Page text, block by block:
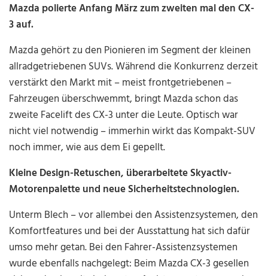
Mazda polierte Anfang März zum zweiten mal den CX-
3 auf.
Mazda gehört zu den Pionieren im Segment der kleinen
allradgetriebenen SUVs. Während die Konkurrenz derzeit
verstärkt den Markt mit – meist frontgetriebenen –
Fahrzeugen überschwemmt, bringt Mazda schon das
zweite Facelift des CX-3 unter die Leute. Optisch war
nicht viel notwendig – immerhin wirkt das Kompakt-SUV
noch immer, wie aus dem Ei gepellt.
Kleine Design-Retuschen, überarbeitete Skyactiv-
Motorenpalette und neue Sicherheitstechnologien.
Unterm Blech – vor allembei den Assistenzsystemen, den
Komfortfeatures und bei der Ausstattung hat sich dafür
umso mehr getan. Bei den Fahrer-Assistenzsystemen
wurde ebenfalls nachgelegt: Beim Mazda CX-3 gesellen